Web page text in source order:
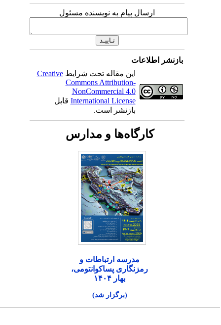
ارسال پیام به نویسنده مسئول
بازنشر اطلاعات
این مقاله تحت شرایطCreative
Commons Attribution-
NonCommercial 4.0
International Licenseقابل
بازنشر است.
کارگاه‌ها و مدارس
مدرسه ارتباطات و
رمزنگاری پساکوانتومی،
بهار ۱۴۰۴
(برگزار شد)